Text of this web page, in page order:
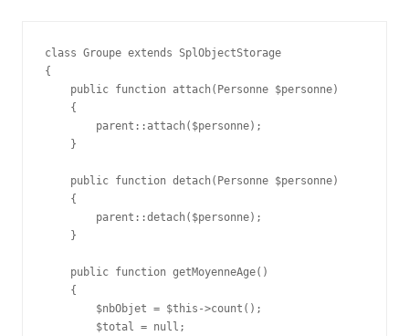
class Groupe extends SplObjectStorage
{
    public function attach(Personne $personne)
    {
        parent::attach($personne);
    }
    public function detach(Personne $personne)
    {
        parent::detach($personne);
    }
    public function getMoyenneAge()
    {
        $nbObjet = $this->count();
        $total = null;